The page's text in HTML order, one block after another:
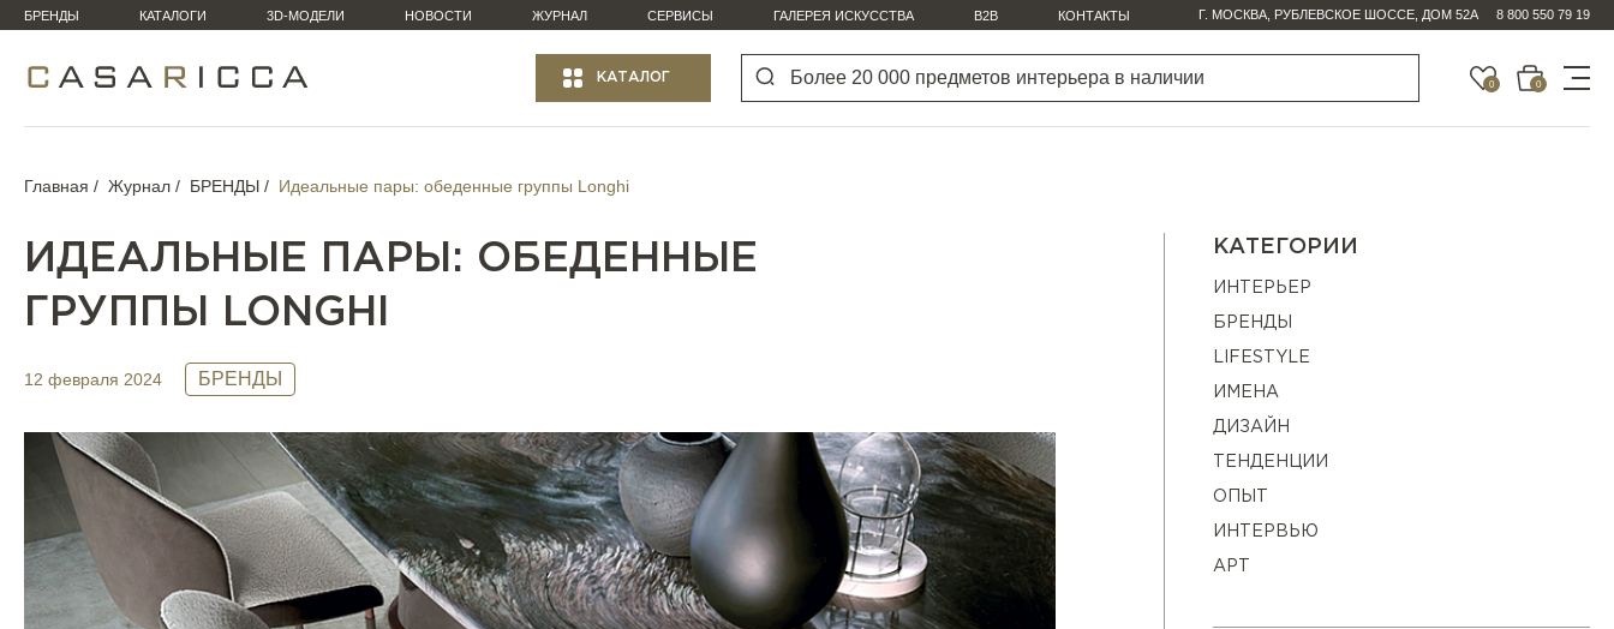
БРЕНДЫ КАТАЛОГИ 3D-МОДЕЛИ НОВОСТИ ЖУРНАЛ СЕРВИСЫ ГАЛЕРЕЯ ИСКУССТВА B2B КОНТАКТЫ Г. МОСКВА, РУБЛЕВСКОЕ ШОССЕ, ДОМ 52А 8 800 550 79 19
КАТАЛОГ 0 0
Главная Журнал БРЕНДЫ Идеальные пары: обеденные группы Longhi
ИДЕАЛЬНЫЕ ПАРЫ: ОБЕДЕННЫЕ
ГРУППЫ LONGHI
12 февраля 2024 БРЕНДЫ
КАТЕГОРИИ
ИНТЕРЬЕР
БРЕНДЫ
LIFESTYLE
ИМЕНА
ДИЗАЙН
ТЕНДЕНЦИИ
ОПЫТ
ИНТЕРВЬЮ
АРТ